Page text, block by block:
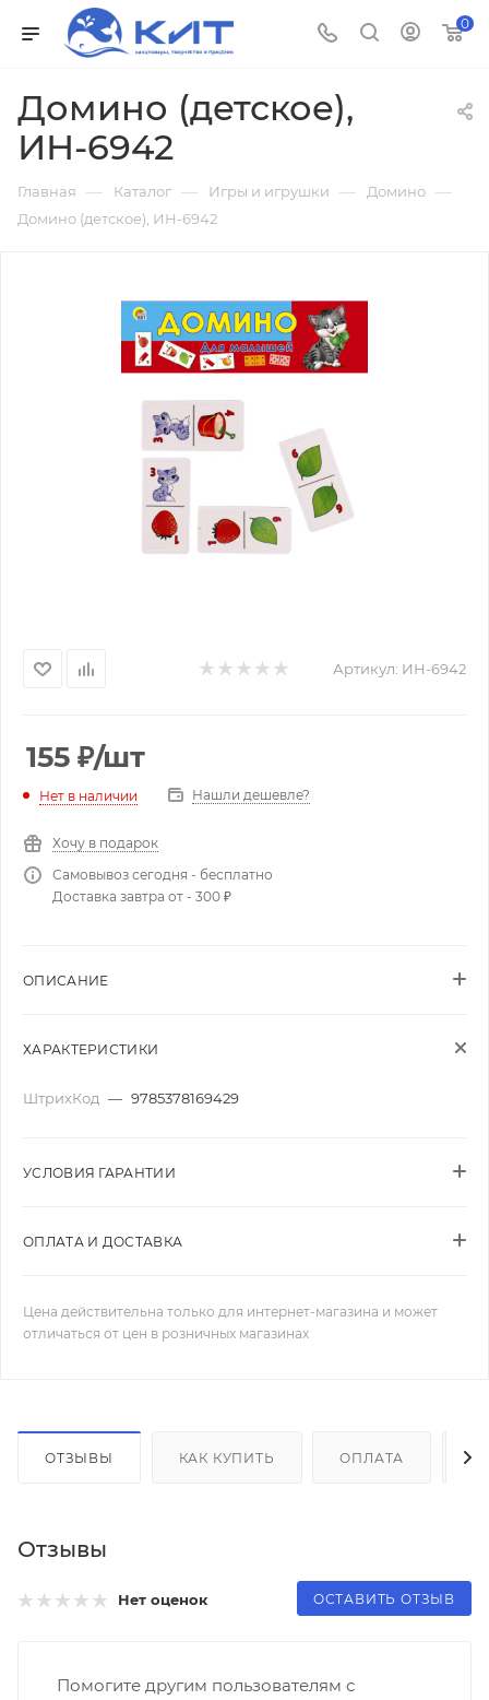
0
Домино (детское),
ИН-6942
Главная — Каталог — Игры и игрушки — Домино —
Домино (детское), ИН-6942
Артикул: ИН-6942
155 ₽/шт
Нет в наличии Нашли дешевле?
Хочу в подарок
Самовывоз сегодня - бесплатно
Доставка завтра от - 300 ₽
ОПИСАНИЕ
ХАРАКТЕРИСТИКИ
ШтрихКод — 9785378169429
УСЛОВИЯ ГАРАНТИИ
ОПЛАТА И ДОСТАВКА
Цена действительна только для интернет-магазина и может
отличаться от цен в розничных магазинах
ОТЗЫВЫ КАК КУПИТЬ ОПЛАТА
Отзывы
Нет оценок ОСТАВИТЬ ОТЗЫВ
Помогите другим пользователям с